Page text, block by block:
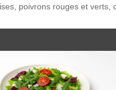
poivrons rouges et verts,